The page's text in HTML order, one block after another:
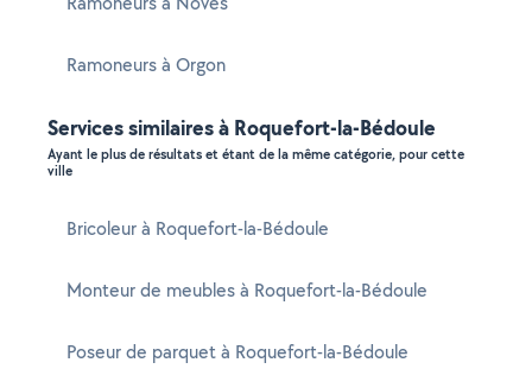
Ramoneurs à Orgon
Services similaires à Roquefort-la-Bédoule
Ayant le plus de résultats et étant de la même catégorie, pour cette
ville
Bricoleur à Roquefort-la-Bédoule
Monteur de meubles à Roquefort-la-Bédoule
Poseur de parquet à Roquefort-la-Bédoule